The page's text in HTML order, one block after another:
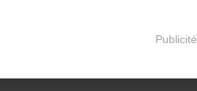
Publicité